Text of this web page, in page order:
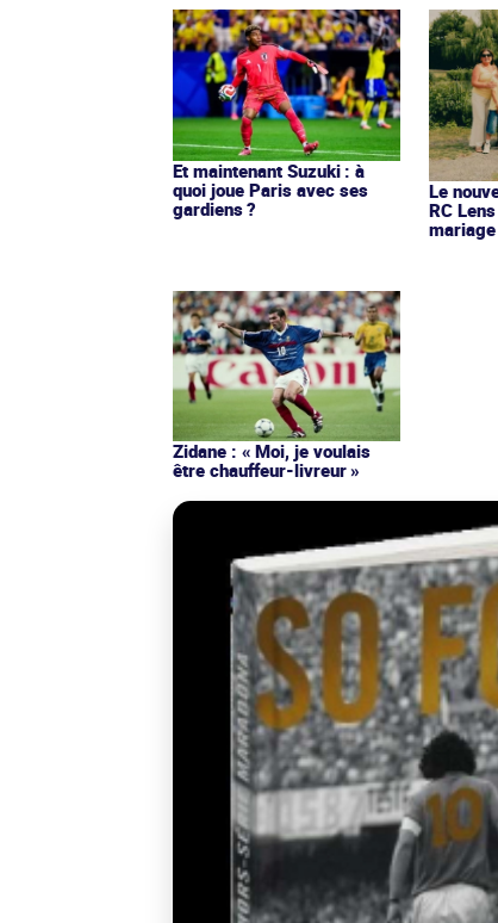
Et maintenant Suzuki : à
quoi joue Paris avec ses
gardiens ?
Le
RC
Zidane : « Moi, je voulais
être chauffeur-livreur »